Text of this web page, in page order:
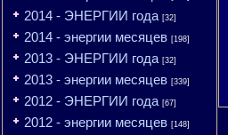
2014 - ЭНЕРГИИ года [32]
2014 - энергии месяцев [198]
2013 - ЭНЕРГИИ года [32]
2013 - энергии месяцев [339]
2012 - ЭНЕРГИИ года [67]
2012 - энергии месяцев [148]